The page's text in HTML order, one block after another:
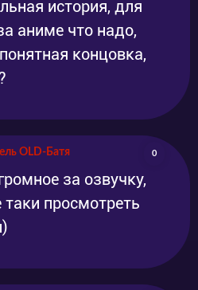
история, для
аниме что надо,
концовка,
OLD-Батя 0
за озвучку,
таки просмотреть